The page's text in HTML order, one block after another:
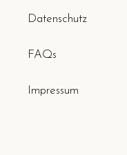
Datenschutz
FAQs
Impressum